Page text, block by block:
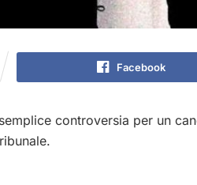
Facebook
controversia per un